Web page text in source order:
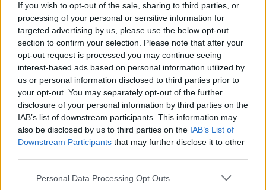
If you wish to opt-out of the sale, sharing to third parties, or
processing of your personal or sensitive information for
targeted advertising by us, please use the below opt-out
section to confirm your selection. Please note that after your
opt-out request is processed you may continue seeing
interest-based ads based on personal information utilized by
us or personal information disclosed to third parties prior to
your opt-out. You may separately opt-out of the further
disclosure of your personal information by third parties on the
IAB’s list of downstream participants. This information may
also be disclosed by us to third parties on the IAB’s List of
Downstream Participants that may further disclose it to other
Personal Data Processing Opt Outs
LIFESTYLE 12.12.2023 17:06
PARAPOLITIKA NEWSROOM
Οπενχάιμερ: Ο πατέρας της ατομικής
βόμβας που η ταινία του είναι υποψήφια
για τις Χρυσές Σφαίρες
Εγγραφή στο newsletter